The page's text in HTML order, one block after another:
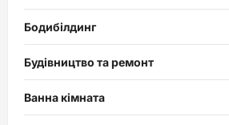
Бодибілдинг
Будівництво та ремонт
Ванна кімната